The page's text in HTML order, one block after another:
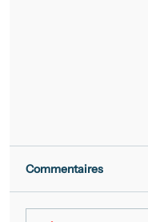
Commentaires